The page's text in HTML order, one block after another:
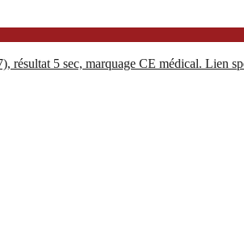
résultat 5 sec, marquage CE médical. Lien